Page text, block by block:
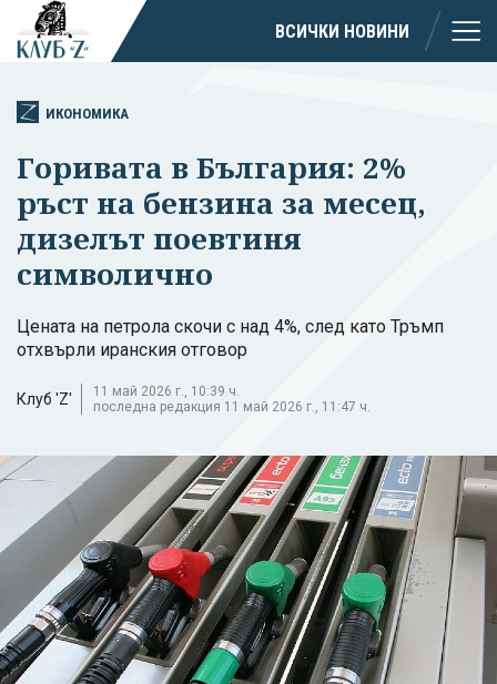
ВСИЧКИ НОВИНИ
ИКОНОМИКА
Горивата в България: 2%
ръст на бензина за месец,
дизелът поевтиня
символично
Цената на петрола скочи с над 4%, след като Тръмп
отхвърли иранския отговор
Клуб 'Z'
11 май 2026 г., 10:39 ч.
последна редакция 11 май 2026 г., 11:47 ч.